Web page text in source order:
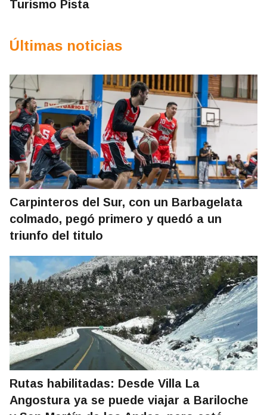
Turismo Pista
Últimas noticias
Carpinteros del Sur, con un Barbagelata
colmado, pegó primero y quedó a un
triunfo del titulo
Rutas habilitadas: Desde Villa La
Angostura ya se puede viajar a Bariloche